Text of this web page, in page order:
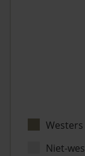
Westers
Niet-